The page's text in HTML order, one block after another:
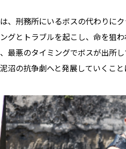
、刑務所にいるボスの代わりに
グとトラブルを起こし、命を狙
最悪のタイミングでボスが出所
の抗争劇へと発展していくこと